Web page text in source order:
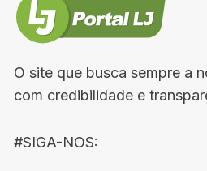
O site que busca sempre a
com credibilidade e
#SIGA-NOS: